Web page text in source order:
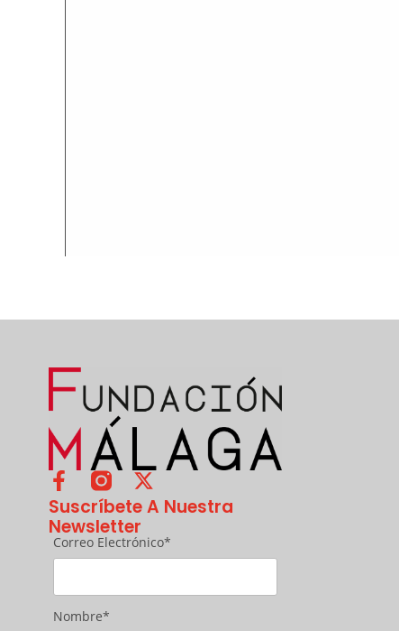
Suscríbete A Nuestra
Newsletter
Correo Electrónico*
Nombre*